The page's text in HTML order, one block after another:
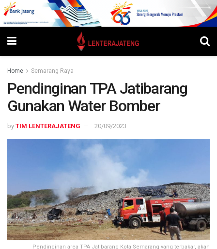
Home Semarang Raya
Pendinginan TPA Jatibarang
Gunakan Water Bomber
by TIM LENTERAJATENG 20/09/2023
Pendinginan area TPA Jatibarang Kota Semarang yang terbakar, akan